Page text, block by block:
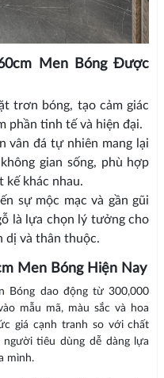
Men Bóng Được
trơn bóng, tạo cảm giác
phần tinh tế và hiện đại.
vân đá tự nhiên mang lại
gian sống, phù hợp
kế khác nhau.
sự mộc mạc và gần gũi
là lựa chọn lý tưởng cho
dị và thân thuộc.
Men Bóng Hiện Nay
Bóng dao động từ 300,000
mẫu mã, màu sắc và hoa
giá cạnh tranh so với chất
người tiêu dùng dễ dàng lựa
mình.